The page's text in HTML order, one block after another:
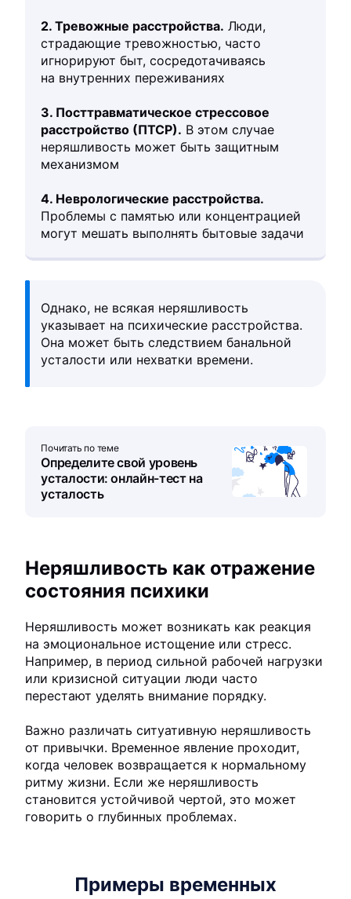
2. Тревожные расстройства. Люди,
страдающие тревожностью, часто
игнорируют быт, сосредотачиваясь
на внутренних переживаниях
3. Посттравматическое стрессовое
расстройство (ПТСР). В этом случае
неряшливость может быть защитным
механизмом
4. Неврологические расстройства.
Проблемы с памятью или концентрацией
могут мешать выполнять бытовые задачи
Однако, не всякая неряшливость
указывает на психические расстройства.
Она может быть следствием банальной
усталости или нехватки времени.
Почитать по теме
Определите свой уровень
усталости: онлайн-тест на
усталость
Неряшливость как отражение
состояния психики
Неряшливость может возникать как реакция
на эмоциональное истощение или стресс.
Например, в период сильной рабочей нагрузки
или кризисной ситуации люди часто
перестают уделять внимание порядку.
Важно различать ситуативную неряшливость
от привычки. Временное явление проходит,
когда человек возвращается к нормальному
ритму жизни. Если же неряшливость
становится устойчивой чертой, это может
говорить о глубинных проблемах.
Примеры временных